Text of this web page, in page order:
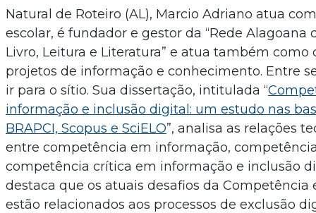
Natural de Roteiro (AL), Marcio Adriano atua
escolar, é fundador e gestor da “Rede Alagoana
Livro, Leitura e Literatura” e atua também como
projetos de informação e conhecimento. Entre
ir para o sítio. Sua dissertação, intitulada “
informação e inclusão digital: um estudo nas
BRAPCI, Scopus e SciELO”, analisa as relações
entre competência em informação,
competência crítica em informação e inclusão
destaca que os atuais desafios da Competência
estão relacionados aos processos de exclusão